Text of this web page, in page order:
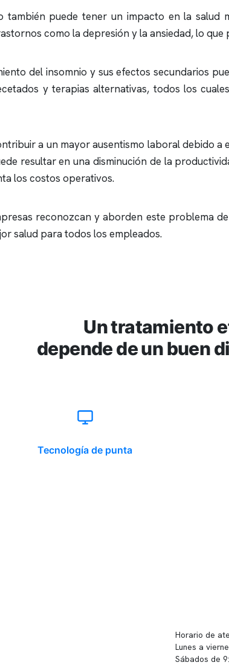
también puede tener un impacto en la salud
como la depresión y la ansiedad, lo
del insomnio y sus efectos secundarios
y terapias alternativas, todos los
a un mayor ausentismo laboral debido
resultar en una disminución de la
los costos operativos.
reconozcan y aborden este problema
salud para todos los empleados.
Un tratamiento
depende de un buen
Tecnología de punta
Horario de
Lunes a
Sábados de